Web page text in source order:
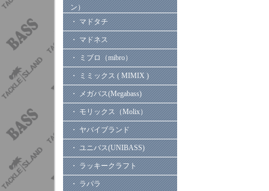
ン）
・ マドタチ
・ マドネス
・ ミブロ（mibro）
・ ミミックス ( MIMIX )
・ メガバス(Megabass)
・ モリックス（Molix）
・ ヤバイブランド
・ ユニバス(UNIBASS)
・ ラッキークラフト
・ ラパラ